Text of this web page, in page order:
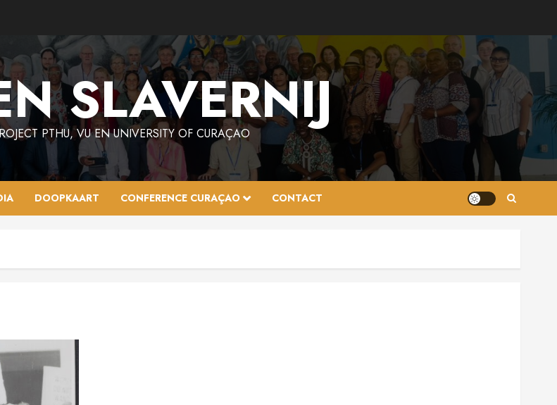
SLAVERNIJ
PTHU, VU EN UNIVERSITY OF CURAÇAO
DOOPKAART CONFERENCE CURAÇAO CONTACT